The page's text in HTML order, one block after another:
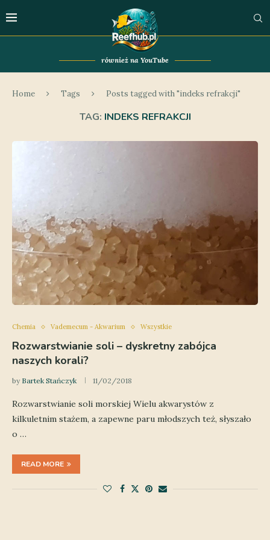
również na YouTube
Home Tags Posts tagged with "indeks refrakcji"
TAG: INDEKS REFRAKCJI
Chemia Vademecum - Akwarium Wszystkie
Rozwarstwianie soli – dyskretny zabójca
naszych korali?
by Bartek Stańczyk 11/02/2018
Rozwarstwianie soli morskiej Wielu akwarystów z
kilkuletnim stażem, a zapewne paru młodszych też, słyszało
o …
READ MORE